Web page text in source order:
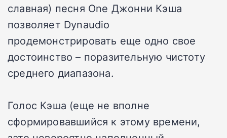
славная) песня One Джонни Кэша
позволяет Dynaudio
продемонстрировать еще одно свое
достоинство – поразительную чистоту
среднего диапазона.
Голос Кэша (еще не вполне
сформировавшийся к этому времени,